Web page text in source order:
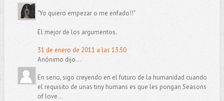
"Yo quiero empezar o me enfado!!"
El mejor de los argumentos.
31 de enero de 2011 a las 13:50
Anónimo dijo...
En serio, sigo creyendo en el futuro de la humanidad cuando
el requisito de unas tiny humans es que les pongan Seasons
of love...